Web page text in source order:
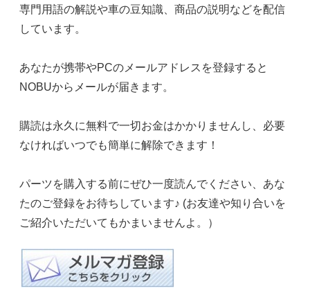
専門用語の解説や車の豆知識、商品の説明などを配信
しています。
あなたが携帯やPCのメールアドレスを登録すると
NOBUからメールが届きます。
購読は永久に無料で一切お金はかかりませんし、必要
なければいつでも簡単に解除できます！
パーツを購入する前にぜひ一度読んでください、あな
たのご登録をお待ちしています♪ (お友達や知り合いを
ご紹介いただいてもかまいませんよ。）